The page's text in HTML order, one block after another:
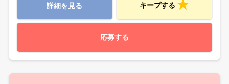
詳細を見る キープする
応募する